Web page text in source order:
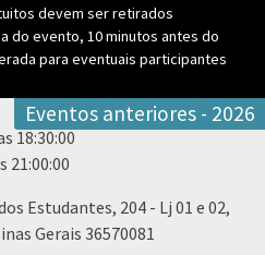
devem ser retirados
do evento, 10 minutos antes do
para eventuais participantes
Eventos anteriores - 2026
18:30:00
21:00:00
Estudantes, 204 - Lj 01 e 02,
Gerais 36570081